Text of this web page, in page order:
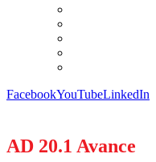
FacebookYouTubeLinkedIn
AD 20.1 Avance